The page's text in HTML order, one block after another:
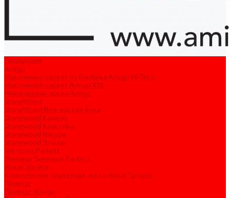
Продукция
Amigo
Массивный паркет из бамбука Amigo Hi-Tech
Массивный паркет Amigo XXL
Инженерная доска Amigo
StoneWood
StoneWood Венгерская ёлка
Stonewood Камень
Stonewood Классика
Stonewood Натура
Stonewood Эталон
Svensson Parkett
Ламинат Svensson Parkett
Wood System
Композитная паркетная доска Wood System
Плинтус
Плинтус Amigo